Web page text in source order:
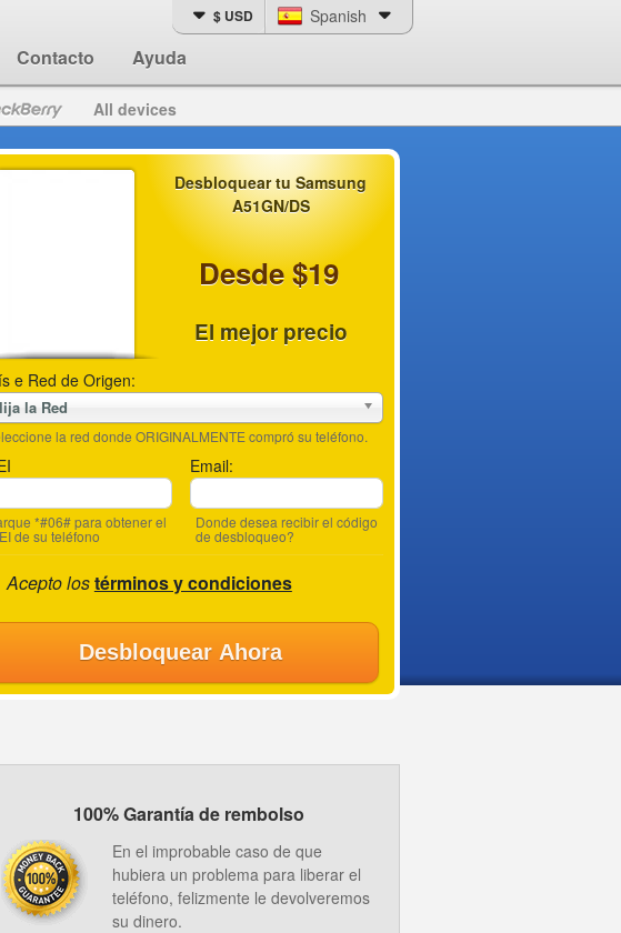
Contacto Ayuda
$ USD Spanish
All devices
Desbloquear tu Samsung
A51GN/DS
Desde $19
El mejor precio
e Red de Origen:
la Red
la red donde ORIGINALMENTE compró su teléfono.
*#06# para obtener el
de su teléfono
Email:
Donde desea recibir el código
de desbloqueo?
Acepto lostérminos y condiciones
Desbloquear Ahora
100% Garantía de rembolso
En el improbable caso de que
hubiera un problema para liberar el
teléfono, felizmente le devolveremos
su dinero.